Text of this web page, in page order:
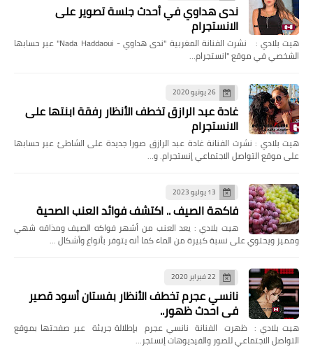
ندى هداوي في أحدث جلسة تصوير على
الانستجرام
هيت بلادي : نشرت الفنانة المغربية "ندى هداوي - Nada Haddaoui" عبر حسابها
الشخصي في موقع "انستجرام…
26 يونيو 2020
غادة عبد الرازق تخطف الأنظار رفقة ابنتها على
الانستجرام
هيت بلادي : نشرت الفنانة غادة عبد الرازق صورا جديدة على الشاطئ عبر حسابها
على موقع التواصل الاجتماعي إنستجرام. و…
13 يوليو 2023
فاكهة الصيف .. اكتشف فوائد العنب الصحية
هيت بلادي : يعد العنب من أشهر فواكه الصيف ومذاقه شهي
ومميز ويحتوي على نسبة كبيرة من الماء كما أنه يتوفر بأنواع وأشكال …
22 فبراير 2020
نانسي عجرم تخطف الأنظار بفستان أسود قصير
في احدث ظهور..
هيت بلادي : ظهرت الفنانة نانسي عجرم بإطلالة جريئة عبر صفحتها بموقع
التواصل الاجتماعي للصور والفيديوهات إنستجر…